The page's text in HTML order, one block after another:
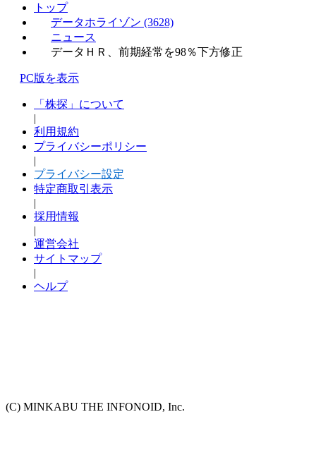
トップ
データホライゾン (3628)
ニュース
データＨＲ、前期経常を98％下方修正
PC版を表示
「株探」について
|
利用規約
プライバシーポリシー
|
プライバシー設定
特定商取引表示
|
採用情報
|
運営会社
サイトマップ
|
ヘルプ
(C) MINKABU THE INFONOID, Inc.